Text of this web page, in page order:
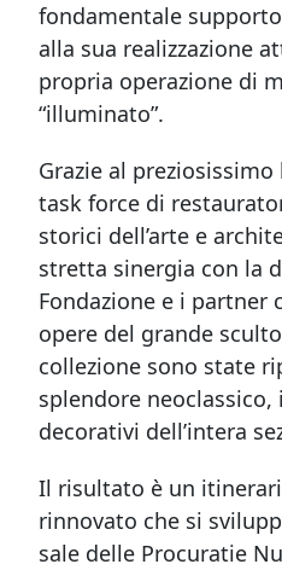
fondamentale
alla sua realizzazione
propria operazione di
“illuminato”.
Grazie al
task force di
storici dell’arte e
stretta sinergia con la
Fondazione e i
opere del grande
collezione sono state
splendore
decorativi dell’intera
Il risultato è un
rinnovato che si
sale delle Procuratie